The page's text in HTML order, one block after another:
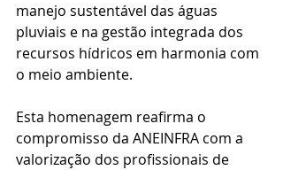
manejo sustentável das águas
pluviais e na gestão integrada dos
recursos hídricos em harmonia com
o meio ambiente.
Esta homenagem reafirma o
compromisso da ANEINFRA com a
valorização dos profissionais de